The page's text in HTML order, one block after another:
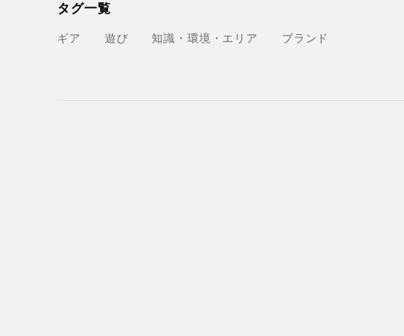
タグ一覧
ギア 遊び 知識・環境・エリア ブランド